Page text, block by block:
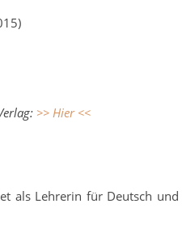
>> Hier <<
als Lehrerin für Deutsch und